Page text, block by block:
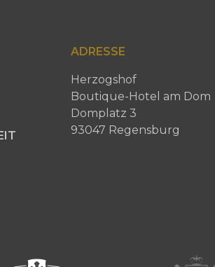
ADRESSE
Herzogshof
Boutique-Hotel am Dom
Domplatz 3
93047 Regensburg